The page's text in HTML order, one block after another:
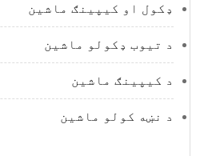
ډکول او کیپینګ ماشین
د تیوب ډکولو ماشین
د کیپینګ ماشین
د نښه کولو ماشین